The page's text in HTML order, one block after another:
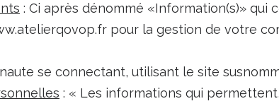
: Ci après dénommé «Information(s)» qui
pour la gestion de votre
se connectant, utilisant le site
: « Les informations qui